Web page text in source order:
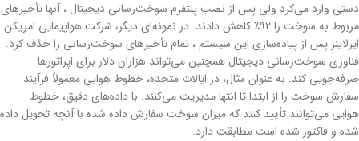
دستی وارد می‌کرد ولی پس از نصب پلتفرم سوخت‌رسانی دیجیتال ، آنها تأخیرهای
مربوط به سوخت را ۹۲٪ کاهش دادند. در نمونه‌ای دیگر، شرکت هواپیمایی امریکن
ایرلاینز پس از پیاده‌سازی این سیستم ، تمام تأخیرهای سوخت‌رسانی را حذف کرد.
فناوری سوخت‌رسانی دیجیتال همچنین می‌تواند هزاران دلار برای اپراتورها
صرفه‌جویی کند. به عنوان مثال، در ایالات متحده، خطوط هوایی معمولاً فرآیند
سفارش سوخت را از ابتدا تا انتها مدیریت می‌کنند. با داده‌های دقیق، خطوط
هوایی می‌توانند تأیید کنند که میزان سوخت سفارش داده شده با آنچه تحویل داده
شده و فاکتور شده است مطابقت دارد.